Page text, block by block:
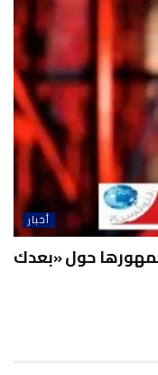
أخبار
حول «بعدك